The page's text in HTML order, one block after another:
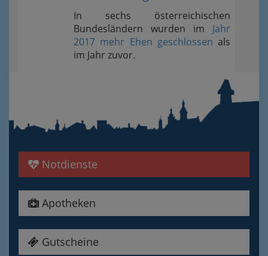
In sechs österreichischen
Bundesländern wurden im Jahr
2017 mehr Ehen geschlossen als
im Jahr zuvor.
Notdienste
Apotheken
Gutscheine